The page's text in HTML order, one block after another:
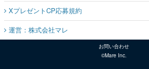
XプレゼントCP応募規約
運営：株式会社マレ
お問い合わせ
©Mare Inc.